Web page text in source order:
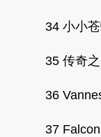
34 小小苍
35 传奇之
36
37